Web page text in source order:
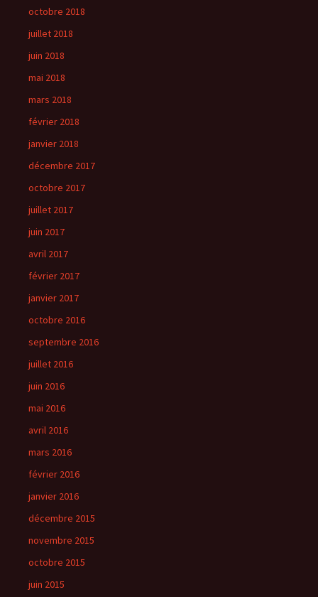
octobre 2018
juillet 2018
juin 2018
mai 2018
mars 2018
février 2018
janvier 2018
décembre 2017
octobre 2017
juillet 2017
juin 2017
avril 2017
février 2017
janvier 2017
octobre 2016
septembre 2016
juillet 2016
juin 2016
mai 2016
avril 2016
mars 2016
février 2016
janvier 2016
décembre 2015
novembre 2015
octobre 2015
juin 2015